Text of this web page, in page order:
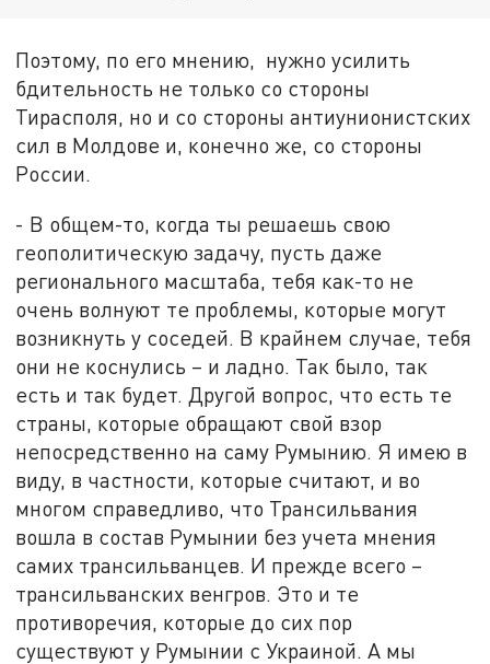
Поэтому, по его мнению, нужно усилить
бдительность не только со стороны
Тирасполя, но и со стороны антиунионистских
сил в Молдове и, конечно же, со стороны
России.
- В общем-то, когда ты решаешь свою
геополитическую задачу, пусть даже
регионального масштаба, тебя как-то не
очень волнуют те проблемы, которые могут
возникнуть у соседей. В крайнем случае, тебя
они не коснулись – и ладно. Так было, так
есть и так будет. Другой вопрос, что есть те
страны, которые обращают свой взор
непосредственно на саму Румынию. Я имею в
виду, в частности, которые считают, и во
многом справедливо, что Трансильвания
вошла в состав Румынии без учета мнения
самих трансильванцев. И прежде всего –
трансильванских венгров. Это и те
противоречия, которые до сих пор
существуют у Румынии с Украиной. А мы